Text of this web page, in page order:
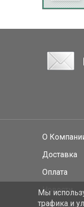
О
Доставка
Оплата
Новости
Мы
трафика и